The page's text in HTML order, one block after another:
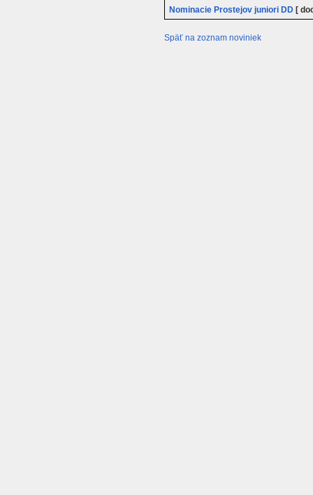
Nominacie Prostejov juniori DD [
Späť na zoznam noviniek